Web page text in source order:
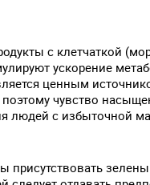
с клетчаткой
ускорение
ценным
чувство
людей с избыточной